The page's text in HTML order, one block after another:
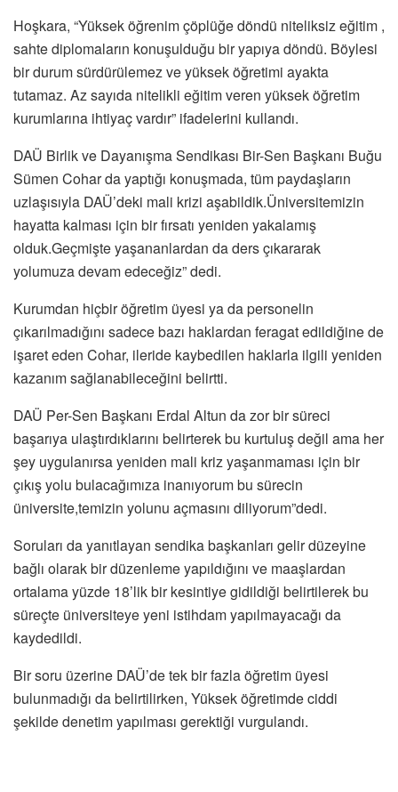
Hoşkara, “Yüksek öğrenim çöplüğe döndü niteliksiz eğitim ,
sahte diplomaların konuşulduğu bir yapıya döndü. Böylesi
bir durum sürdürülemez ve yüksek öğretimi ayakta
tutamaz. Az sayıda nitelikli eğitim veren yüksek öğretim
kurumlarına ihtiyaç vardır” ifadelerini kullandı.
DAÜ Birlik ve Dayanışma Sendikası Bir-Sen Başkanı Buğu
Sümen Cohar da yaptığı konuşmada, tüm paydaşların
uzlaşısıyla DAÜ’deki mali krizi aşabildik.Üniversitemizin
hayatta kalması için bir fırsatı yeniden yakalamış
olduk.Geçmişte yaşananlardan da ders çıkararak
yolumuza devam edeceğiz” dedi.
Kurumdan hiçbir öğretim üyesi ya da personelin
çıkarılmadığını sadece bazı haklardan feragat edildiğine de
işaret eden Cohar, ileride kaybedilen haklarla ilgili yeniden
kazanım sağlanabileceğini belirtti.
DAÜ Per-Sen Başkanı Erdal Altun da zor bir süreci
başarıya ulaştırdıklarını belirterek bu kurtuluş değil ama her
şey uygulanırsa yeniden mali kriz yaşanmaması için bir
çıkış yolu bulacağımıza inanıyorum bu sürecin
üniversite,temizin yolunu açmasını diliyorum”dedi.
Soruları da yanıtlayan sendika başkanları gelir düzeyine
bağlı olarak bir düzenleme yapıldığını ve maaşlardan
ortalama yüzde 18’lik bir kesintiye gidildiği belirtilerek bu
süreçte üniversiteye yeni istihdam yapılmayacağı da
kaydedildi.
Bir soru üzerine DAÜ’de tek bir fazla öğretim üyesi
bulunmadığı da belirtilirken, Yüksek öğretimde ciddi
şekilde denetim yapılması gerektiği vurgulandı.